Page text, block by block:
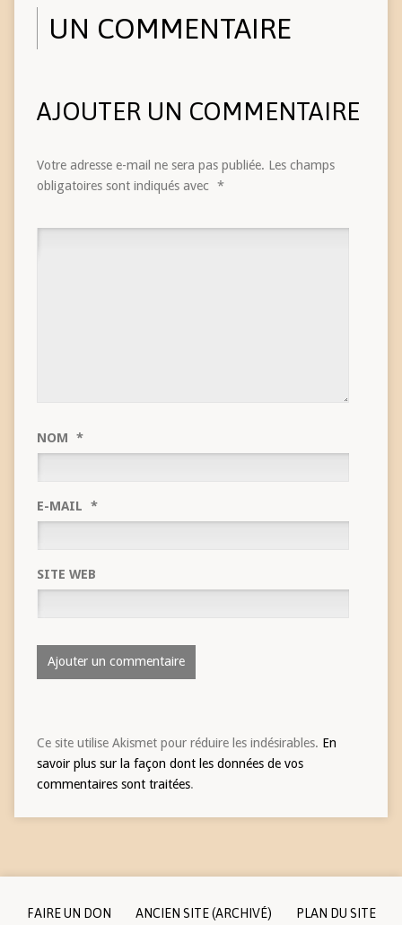
UN COMMENTAIRE
AJOUTER UN COMMENTAIRE
Votre adresse e-mail ne sera pas publiée. Les champs
obligatoires sont indiqués avec *
NOM *
E-MAIL *
SITE WEB
Ce site utilise Akismet pour réduire les indésirables. En
savoir plus sur la façon dont les données de vos
commentaires sont traitées.
FAIRE UN DON ANCIEN SITE (ARCHIVÉ) PLAN DU SITE